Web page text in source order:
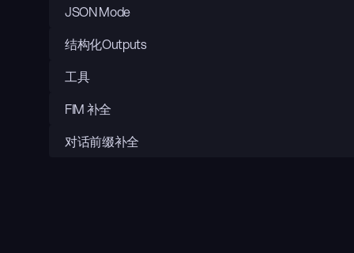
JSON Mode
结构化Outputs
工具
FIM 补全
对话前缀补全